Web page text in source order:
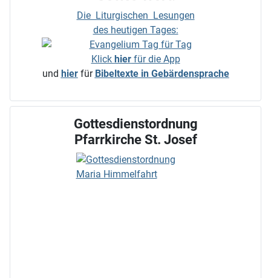
Die Liturgischen Lesungen
des heutigen Tages:
Klick hierfür die App
und hier für Bibeltexte in Gebärdensprache
Gottesdienstordnung
Pfarrkirche St. Josef